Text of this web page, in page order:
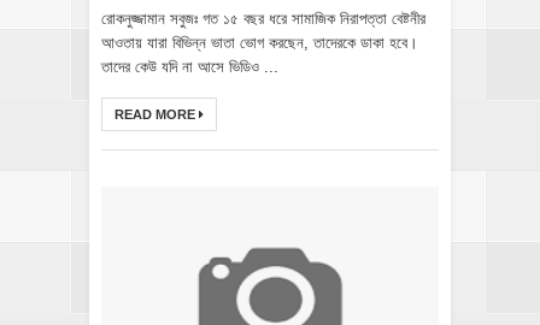
রোকনুজ্জামান সবুজঃ গত ১৫ বছর ধরে সামাজিক নিরাপত্তা বেষ্টনীর
আওতায় যারা বিভিন্ন ভাতা ভোগ করছেন, তাদেরকে ডাকা হবে।
তাদের কেউ যদি না আসে ভিডিও ...
READ MORE